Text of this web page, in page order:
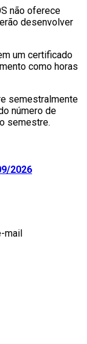
não oferece
desenvolver
um certificado
como horas
semestralmente
número de
semestre.
2026
mail